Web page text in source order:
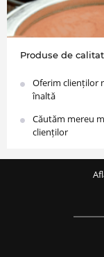
Produse de
Oferim clienților
înaltă
Căutăm mereu
clienților